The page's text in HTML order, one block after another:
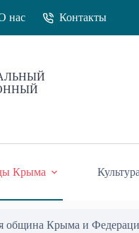
нас Контакты
Крыма Культура
община Крыма и